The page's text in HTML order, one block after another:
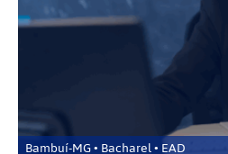
Bambuí-MG • Bacharel • EAD